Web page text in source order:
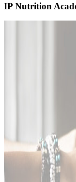
IP Nutrition